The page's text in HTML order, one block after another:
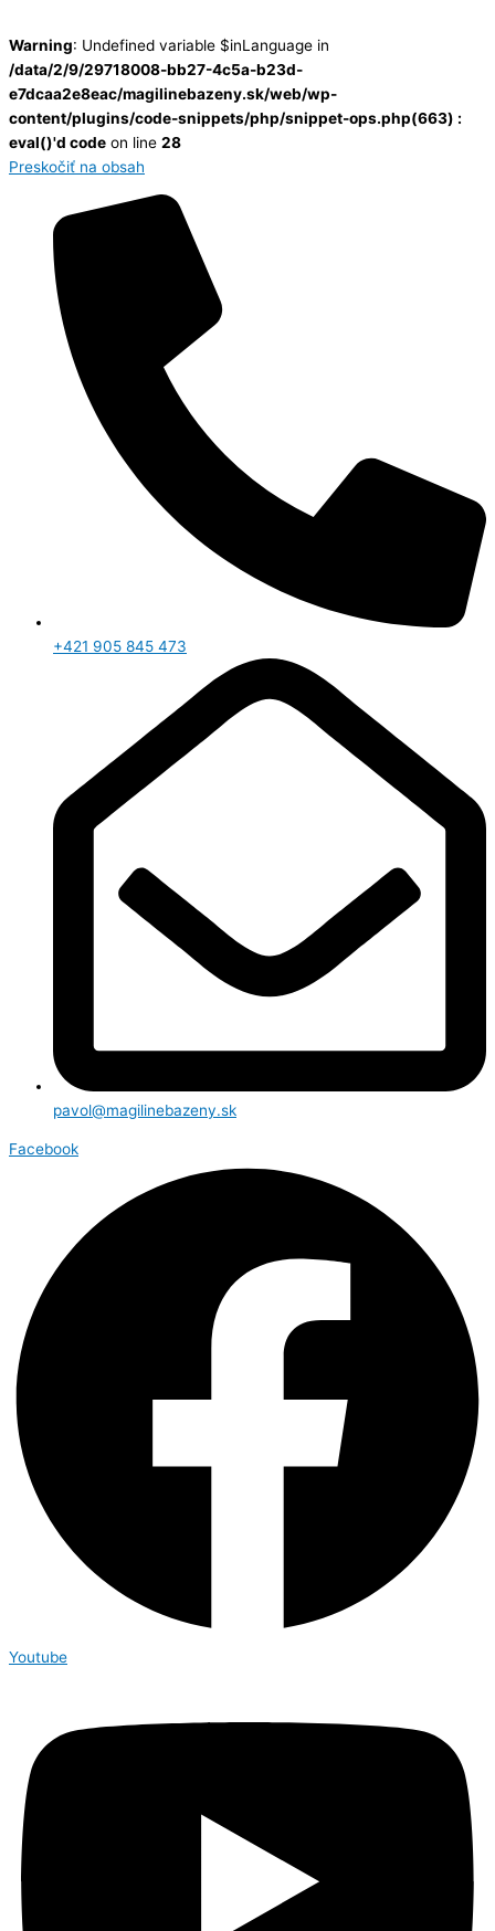
Warning: Undefined variable $inLanguage in
/data/2/9/29718008-bb27-4c5a-b23d-
e7dcaa2e8eac/magilinebazeny.sk/web/wp-
content/plugins/code-snippets/php/snippet-ops.php(663) :
eval()'d code on line 28
Preskočiť na obsah
+421 905 845 473
pavol@magilinebazeny.sk
Facebook
Youtube